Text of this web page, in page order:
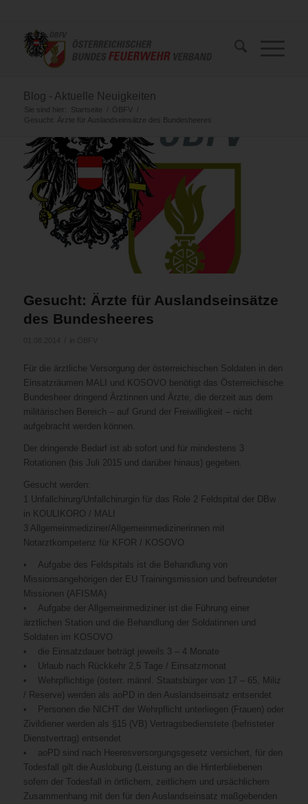
Blog - Aktuelle Neuigkeiten
Sie sind hier: Startseite / ÖBFV
/
Gesucht: Ärzte für Auslandseinsätze des Bundesheeres
Gesucht: Ärzte für Auslandseinsätze
des Bundesheeres
Für die ärztliche Versorgung der österreichischen Soldaten in den
Einsatzräumen MALI und KOSOVO benötigt das Österreichische
Bundesheer dringend Ärztinnen und Ärzte, die derzeit aus dem
militärischen Bereich – auf Grund der Freiwilligkeit – nicht
aufgebracht werden können.
Der dringende Bedarf ist ab sofort und für mindestens 3
Rotationen (bis Juli 2015 und darüber hinaus) gegeben.
Gesucht werden:
1 Unfallchirurg/Unfallchirurgin für das Role 2 Feldspital der DBw
in KOULIKORO / MALI
3 Allgemeinmediziner/Allgemeinmedizinerinnen mit
Notarztkompetenz für KFOR / KOSOVO
• Aufgabe des Feldspitals ist die Behandlung von
Missionsangehörigen der EU Trainingsmission und befreundeter
Missionen (AFISMA)
• Aufgabe der Allgemeinmediziner ist die Führung einer
ärztlichen Station und die Behandlung der Soldatinnen und
Soldaten im KOSOVO
• die Einsatzdauer beträgt jeweils 3 – 4 Monate
• Urlaub nach Rückkehr 2,5 Tage / Einsatzmonat
• Wehrpflichtige (österr. männl. Staatsbürger von 17 – 65, Miliz
/ Reserve) werden als aoPD in den Auslandseinsatz entsendet
• Personen die NICHT der Wehrpflicht unterliegen (Frauen) oder
Zivildiener werden als §15 (VB) Vertragsbedienstete (befristeter
Dienstvertrag) entsendet
• aoPD sind nach Heeresversorgungsgesetz versichert, für den
Todesfall gilt die Auslobung (Leistung an die Hinterbliebenen
sofern der Todesfall in örtlichem, zeitlichem und ursächlichem
Zusammenhang mit den für den Auslandseinsatz maßgebenden